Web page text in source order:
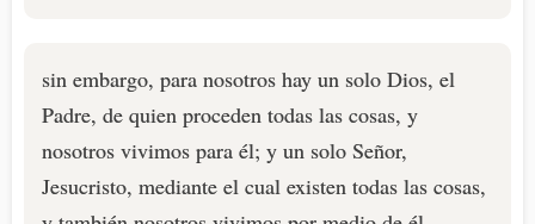
sin embargo, para nosotros hay un solo Dios, el
Padre, de quien proceden todas las cosas, y
nosotros vivimos para él; y un solo Señor,
Jesucristo, mediante el cual existen todas las cosas,